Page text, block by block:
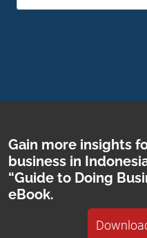
Gain more insights
business in
“Guide to Doing
eBook.